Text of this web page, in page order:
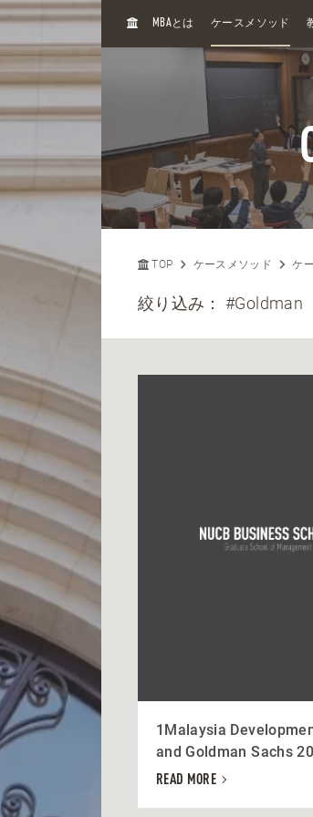
H
MBAとは ケースメソッド
TOP ケースメソッド ケ
絞り込み：#Goldman
1Malaysia
and Goldman Sachs
READ MORE